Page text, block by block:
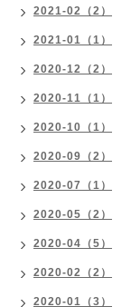
2021-02（2）
2021-01（1）
2020-12（2）
2020-11（1）
2020-10（1）
2020-09（2）
2020-07（1）
2020-05（2）
2020-04（5）
2020-02（2）
2020-01（3）